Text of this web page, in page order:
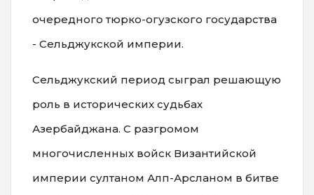
очередного тюрко-огузского государства
- Сельджукской империи.
Сельджукский период сыграл решающую
роль в исторических судьбах
Азербайджана. С разгромом
многочисленных войск Византийской
империи султаном Алп-Арсланом в битве